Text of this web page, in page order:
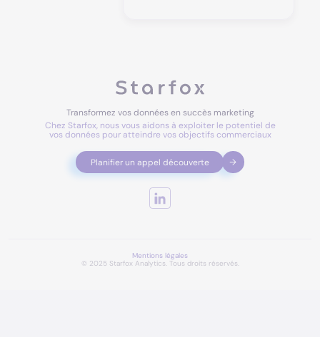
Transformez vos données en succès marketing
Chez Starfox, nous vous aidons à exploiter le potentiel de
vos données pour atteindre vos objectifs commerciaux
Planifier un appel découverte
© 2025 Starfox Analytics. Tous droits réservés.
Mentions légales